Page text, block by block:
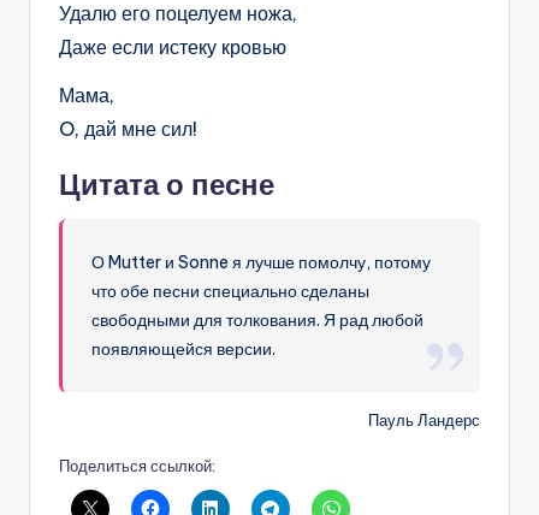
Удалю его поцелуем ножа,
Даже если истеку кровью
Мама,
O, дай мне сил!
Цитата о песне
О Mutter и Sonne я лучше помолчу, потому
что обе песни специально сделаны
свободными для толкования. Я рад любой
появляющейся версии.
Пауль Ландерс
Поделиться ссылкой: